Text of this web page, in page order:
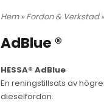
Hem»Fordon & Verkstad
AdBlue ®
HESSA® AdBlue
En reningstillsats av
dieselfordon.